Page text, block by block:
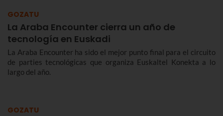
GOZATU
La Araba Encounter cierra un año de
tecnología en Euskadi
La Araba Encounter ha sido el mejor punto final para el circuito
de parties tecnológicas que organiza Euskaltel Konekta a lo
largo del año.
GOZATU